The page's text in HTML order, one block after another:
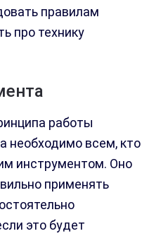
правилам
про технику
работы
необходимо всем, кто
инструментом. Оно
применять
это будет